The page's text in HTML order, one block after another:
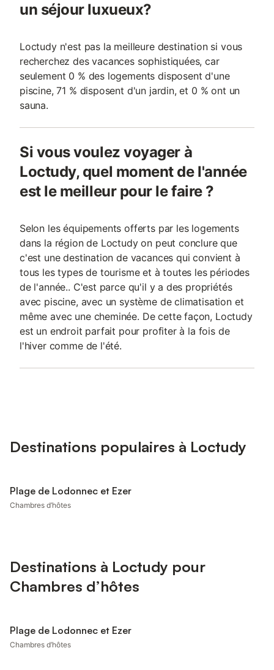
un séjour luxueux?
Loctudy n'est pas la meilleure destination si vous
recherchez des vacances sophistiquées, car
seulement 0 % des logements disposent d'une
piscine, 71 % disposent d'un jardin, et 0 % ont un
sauna.
Si vous voulez voyager à
Loctudy, quel moment de l'année
est le meilleur pour le faire ?
Selon les équipements offerts par les logements
dans la région de Loctudy on peut conclure que
c'est une destination de vacances qui convient à
tous les types de tourisme et à toutes les périodes
de l'année.. C'est parce qu'il y a des propriétés
avec piscine, avec un système de climatisation et
même avec une cheminée. De cette façon, Loctudy
est un endroit parfait pour profiter à la fois de
l'hiver comme de l'été.
Destinations populaires à Loctudy
Plage de Lodonnec et Ezer
Chambres d’hôtes
Destinations à Loctudy pour
Chambres d’hôtes
Plage de Lodonnec et Ezer
Chambres d’hôtes